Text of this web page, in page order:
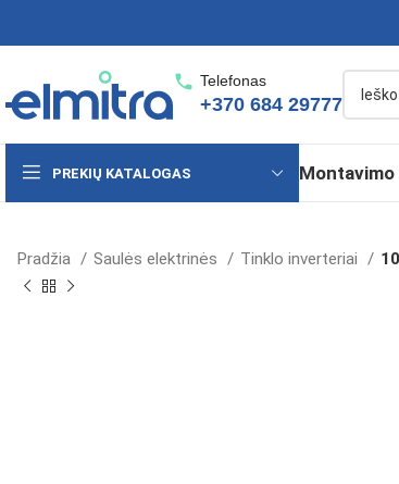
Telefonas
+370 684 29777
PREKIŲ KATALOGAS Montavimo
Pradžia Saulės elektrinės Tinklo inverteriai